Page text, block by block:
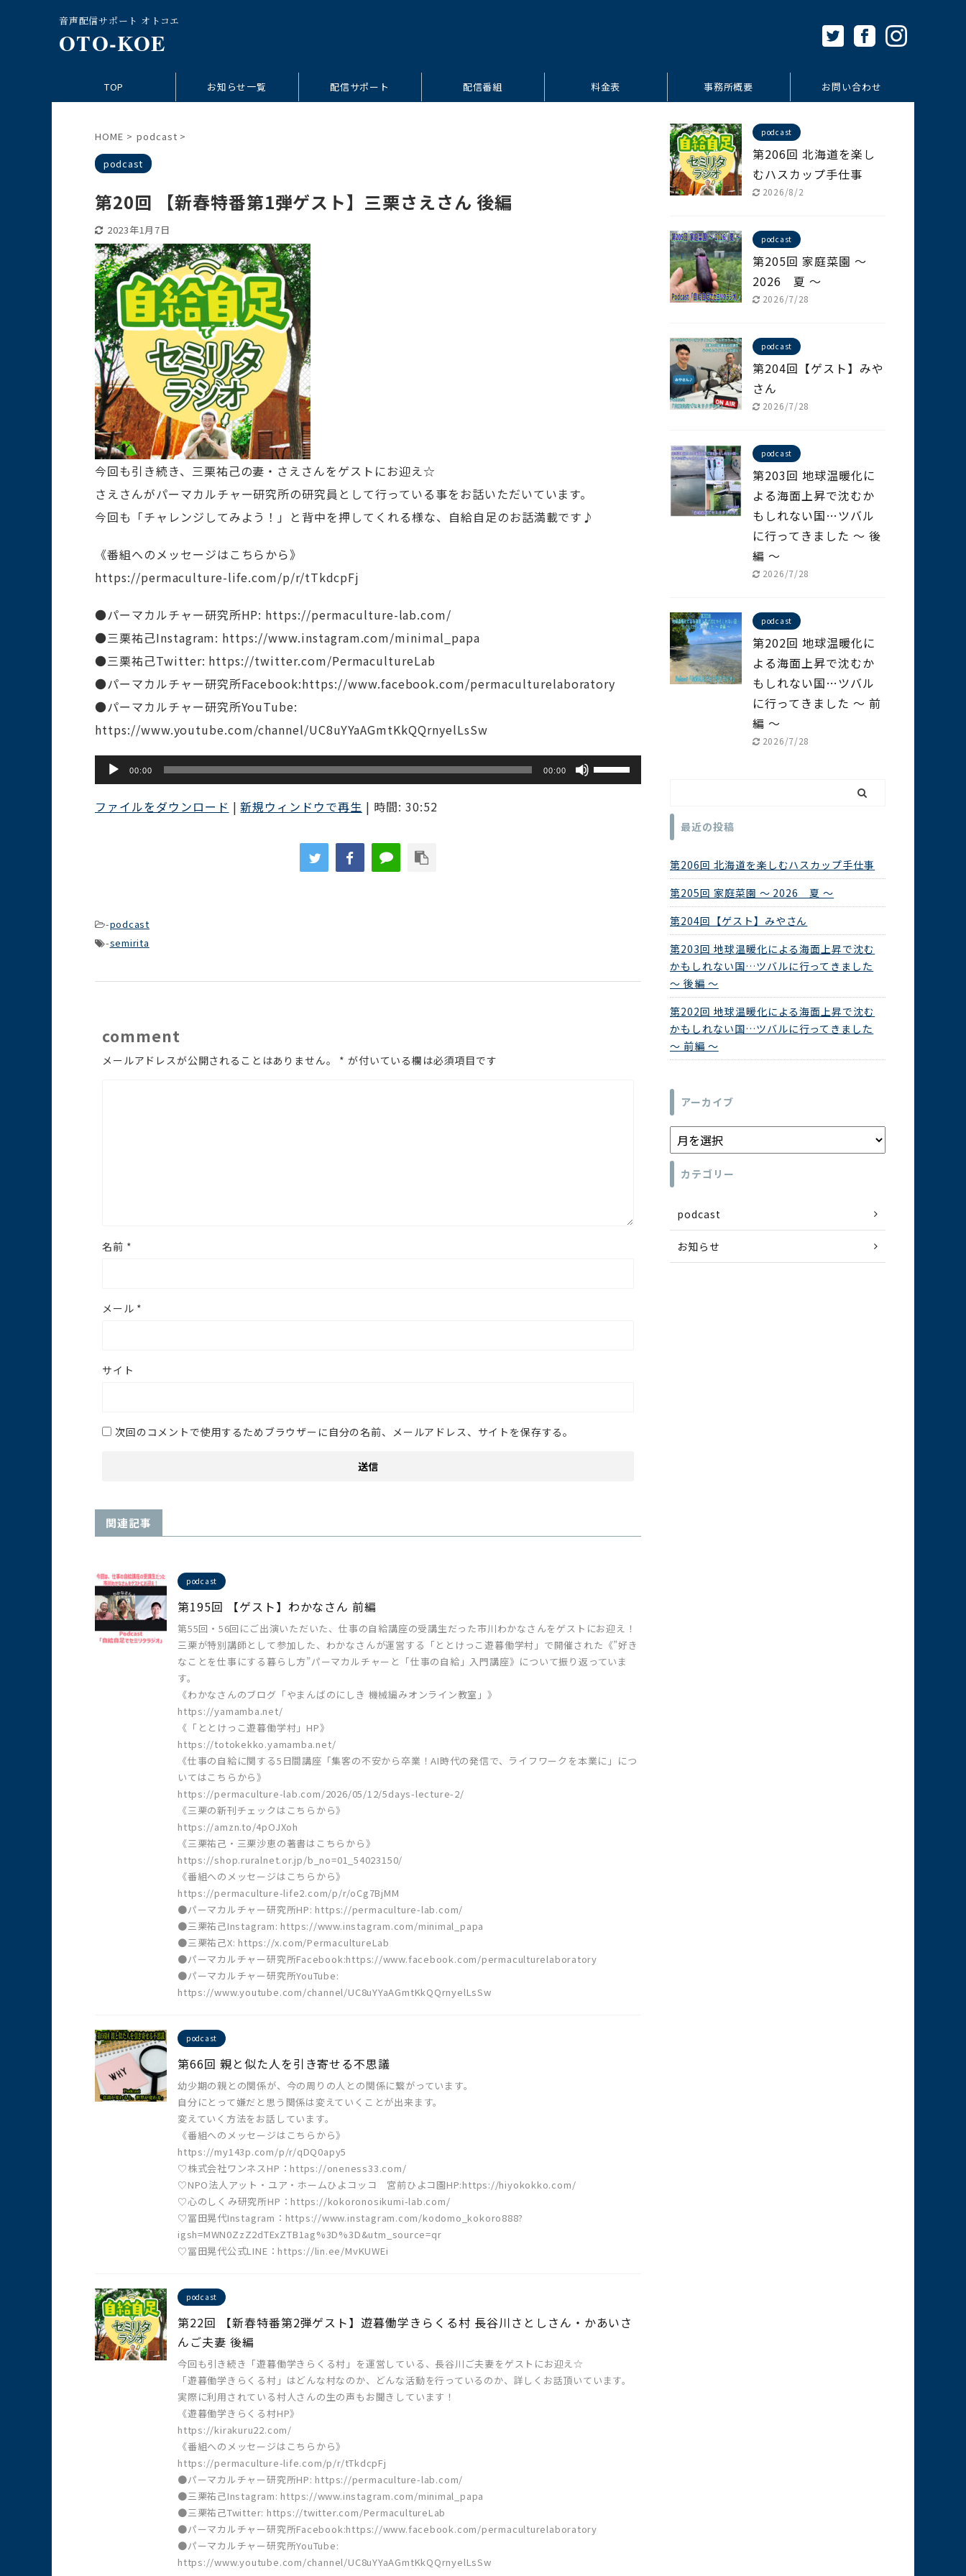
音声配信サポート オトコエ
OTO-KOE
TOP お知らせ一覧 配信サポート 配信番組 料金表 事務所概要 お問い合わせ
HOME > podcast >
podcast
第20回 【新春特番第1弾ゲスト】三栗さえさん 後編
2023年1月7日
今回も引き続き、三栗祐己の妻・さえさんをゲストにお迎え☆
さえさんがパーマカルチャー研究所の研究員として行っている事をお話いただいています。
今回も「チャレンジしてみよう！」と背中を押してくれる様な、自給自足のお話満載です♪
《番組へのメッセージはこちらから》
https://permaculture-life.com/p/r/tTkdcpFj
●パーマカルチャー研究所HP: https://permaculture-lab.com/
●三栗祐己Instagram: https://www.instagram.com/minimal_papa
●三栗祐己Twitter: https://twitter.com/PermacultureLab
●パーマカルチャー研究所Facebook:https://www.facebook.com/permaculturelaboratory
●パーマカルチャー研究所YouTube:
https://www.youtube.com/channel/UC8uYYaAGmtKkQQrnyelLsSw
声
プ
00:00 00:00
ボ
ファイルをダウンロード |新規ウィンドウで再生 | 時間: 30:52
-podcast
-semirita
comment
メールアドレスが公開されることはありません。 * が付いている欄は必須項目です
名前 *
メール *
サイト
次回のコメントで使用するためブラウザーに自分の名前、メールアドレス、サイトを保存する。
関連記事
podcast
第195回 【ゲスト】わかなさん 前編
第55回・56回にご出演いただいた、仕事の自給講座の受講生だった市川わかなさんをゲストにお迎え！
三栗が特別講師として参加した、わかなさんが運営する「ととけっこ遊暮働学村」で開催された《”好き
なことを仕事にする暮らし方”パーマカルチャーと「仕事の自給」入門講座》について振り返っていま
す。
《わかなさんのブログ「やまんばのにしき 機械編みオンライン教室」》
https://yamamba.net/
《「ととけっこ遊暮働学村」HP》
https://totokekko.yamamba.net/
《仕事の自給に関する5日間講座「集客の不安から卒業！AI時代の発信で、ライフワークを本業に」につ
いてはこちらから》
https://permaculture-lab.com/2026/05/12/5days-lecture-2/
《三栗の新刊チェックはこちらから》
https://amzn.to/4pOJXoh
《三栗祐己・三栗沙恵の著書はこちらから》
https://shop.ruralnet.or.jp/b_no=01_54023150/
《番組へのメッセージはこちらから》
https://permaculture-life2.com/p/r/oCg7BjMM
●パーマカルチャー研究所HP: https://permaculture-lab.com/
●三栗祐己Instagram: https://www.instagram.com/minimal_papa
●三栗祐己X: https://x.com/PermacultureLab
●パーマカルチャー研究所Facebook:https://www.facebook.com/permaculturelaboratory
●パーマカルチャー研究所YouTube:
https://www.youtube.com/channel/UC8uYYaAGmtKkQQrnyelLsSw
podcast
第66回 親と似た人を引き寄せる不思議
幼少期の親との関係が、今の周りの人との関係に繋がっています。
自分にとって嫌だと思う関係は変えていくことが出来ます。
変えていく方法をお話しています。
《番組へのメッセージはこちらから》
https://my143p.com/p/r/qDQ0apy5
♡株式会社ワンネスHP：https://oneness33.com/
♡NPO法人アット・ユア・ホームひよコッコ 宮前ひよコ園HP:https://hiyokokko.com/
♡心のしくみ研究所HP：https://kokoronosikumi-lab.com/
♡冨田晃代Instagram：https://www.instagram.com/kodomo_kokoro888?
igsh=MWN0ZzZ2dTExZTB1ag%3D%3D&utm_source=qr
♡冨田晃代公式LINE：https://lin.ee/MvKUWEi
podcast
第22回 【新春特番第2弾ゲスト】遊暮働学きらくる村 長谷川さとしさん・かあいさ
んご夫妻 後編
今回も引き続き「遊暮働学きらくる村」を運営している、長谷川ご夫妻をゲストにお迎え☆
「遊暮働学きらくる村」はどんな村なのか、どんな活動を行っているのか、詳しくお話頂いています。
実際に利用されている村人さんの生の声もお聞きしています！
《遊暮働学きらくる村HP》
https://kirakuru22.com/
《番組へのメッセージはこちらから》
https://permaculture-life.com/p/r/tTkdcpFj
●パーマカルチャー研究所HP: https://permaculture-lab.com/
●三栗祐己Instagram: https://www.instagram.com/minimal_papa
●三栗祐己Twitter: https://twitter.com/PermacultureLab
●パーマカルチャー研究所Facebook:https://www.facebook.com/permaculturelaboratory
●パーマカルチャー研究所YouTube:
https://www.youtube.com/channel/UC8uYYaAGmtKkQQrnyelLsSw
podcast
第206回 北海道を楽し
むハスカップ手仕事
2026/8/2
podcast
第205回 家庭菜園 ～
2026 夏 ～
2026/7/28
podcast
第204回【ゲスト】みや
さん
2026/7/28
podcast
第203回 地球温暖化に
よる海面上昇で沈むか
もしれない国…ツバル
に行ってきました ～ 後
編 ～
2026/7/28
podcast
第202回 地球温暖化に
よる海面上昇で沈むか
もしれない国…ツバル
に行ってきました ～ 前
編 ～
2026/7/28
最近の投稿
第206回 北海道を楽しむハスカップ手仕事
第205回 家庭菜園 ～ 2026 夏 ～
第204回【ゲスト】みやさん
第203回 地球温暖化による海面上昇で沈む
かもしれない国…ツバルに行ってきました
～ 後編 ～
第202回 地球温暖化による海面上昇で沈む
かもしれない国…ツバルに行ってきました
～ 前編 ～
アーカイブ
カテゴリー
podcast
お知らせ